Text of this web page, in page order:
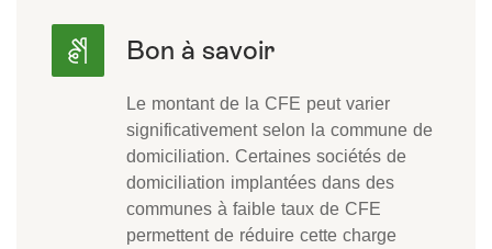
Le montant de la CFE peut varier
significativement selon la commune de
domiciliation. Certaines sociétés de
domiciliation implantées dans des
communes à faible taux de CFE
permettent de réduire cette charge